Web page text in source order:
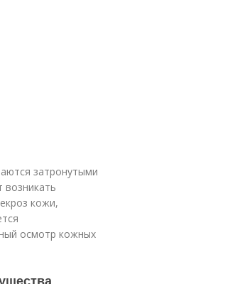
затронутыми
кожи,
осмотр кожных